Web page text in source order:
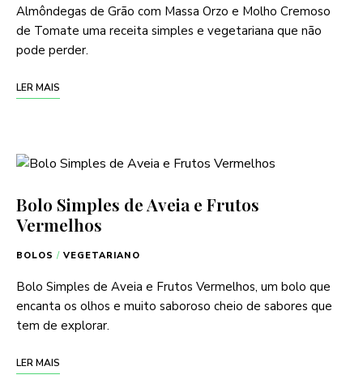
Almôndegas de Grão com Massa Orzo e Molho Cremoso
de Tomate uma receita simples e vegetariana que não
pode perder.
LER MAIS
Bolo Simples de Aveia e Frutos
Vermelhos
BOLOS / VEGETARIANO
Bolo Simples de Aveia e Frutos Vermelhos, um bolo que
encanta os olhos e muito saboroso cheio de sabores que
tem de explorar.
LER MAIS